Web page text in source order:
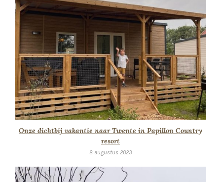
Onze dichtbij vakantie naar Twente in Papillon Country
resort
8 augustus 2023